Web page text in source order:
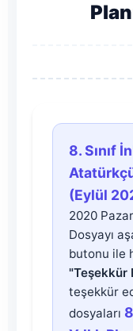
8.
Sınıf
ve
8. Sınıf
(Eylül
2020
Dosyayı
butonu ile
"Teşekkür
teşekkür
dosyaları